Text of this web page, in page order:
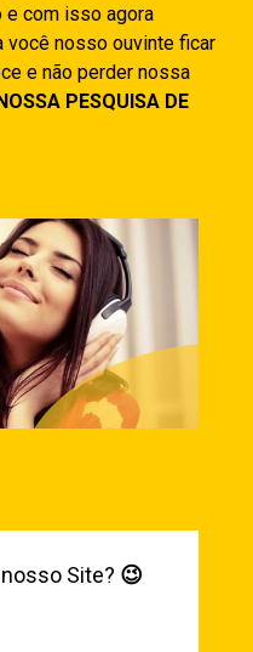
e com isso agora
você nosso ouvinte ficar
e não perder nossa
PESQUISA DE
Site? 😉